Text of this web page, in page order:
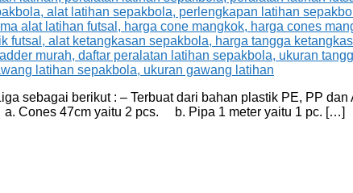
sebagai berikut : – Terbuat dari bahan plastik PE, PP
Cones 47cm yaitu 2 pcs. b. Pipa 1 meter yaitu 1 pc. […]